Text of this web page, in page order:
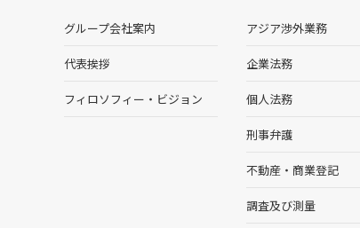
グループ会社案内
代表挨拶
フィロソフィー・ビジョン
アジア渉外業務
企業法務
個人法務
刑事弁護
不動産・商業登記
調査及び測量